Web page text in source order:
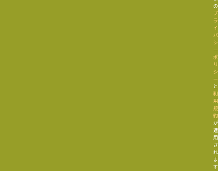
の
プ
ラ
イ
バ
シ
ー
ポ
リ
シ
ー
と
利
用
規
約
が
適
用
さ
れ
ま